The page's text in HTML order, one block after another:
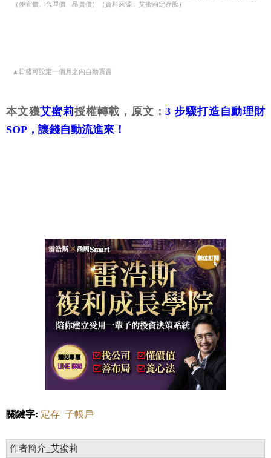
（便宜價、合理價、昂貴價）（資料來源：艾蜜莉定存股）
▲日盛可設定一個月之內自動買賣
本文獲艾蜜莉授權轉載，原文：3 步驟打造自動理財
SOP，讓錢自動流進來！
關鍵字: 定存 子帳戶
作者簡介_艾蜜莉